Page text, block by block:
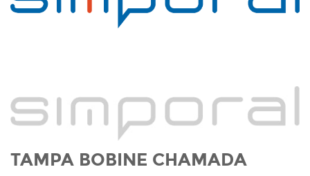
TAMPA BOBINE CHAMADA